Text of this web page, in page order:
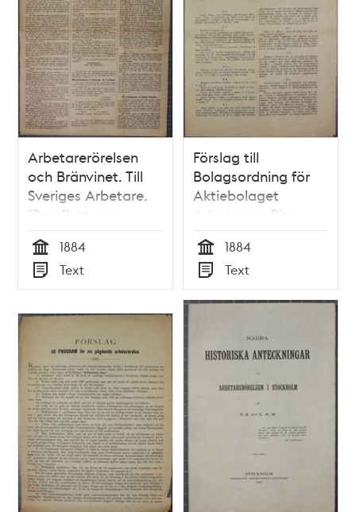
Arbetarerörelsen
och Bränvinet. Till
Sveriges Arbetare.
[Pamflett ang.
Arbetarnes ring]
Tid
1884
Typ
Text
Förslag till
Bolagsordning för
Aktiebolaget
Arbetarnes Ring
Tid
1884
Typ
Text